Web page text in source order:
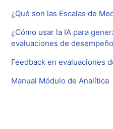
¿Qué son las Escalas de
¿Cómo usar la IA para
evaluaciones de
Feedback en evaluaciones
Manual Módulo de Analítica